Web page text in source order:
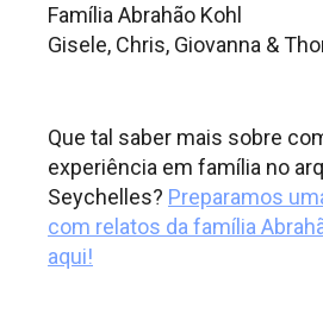
Família Abrahão Kohl
Gisele, Chris, Giovanna &
Que tal saber mais sobre
experiência em família no
Seychelles? Preparamos
com relatos da família
aqui!